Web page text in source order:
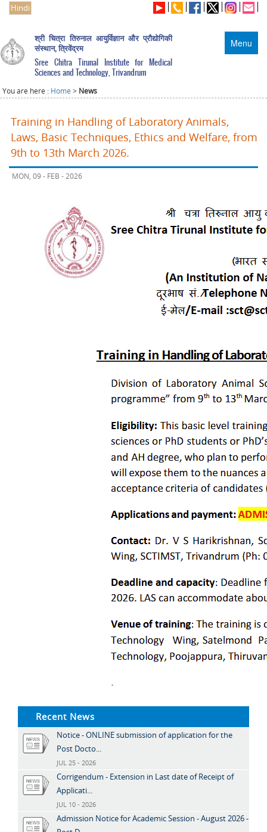
Hindi
Menu
श्री चित्रा तिरुनाल आयुर्विज्ञान और प्रौद्योगिकी
संस्थान, त्रिवेंद्रम
Sree Chitra Tirunal Institute for Medical
Sciences and Technology, Trivandrum
You are here : Home > News
Training in Handling of Laboratory Animals,
Laws, Basic Techniques, Ethics and Welfare, from
9th to 13th March 2026.
MON, 09 - FEB - 2026
Recent News
Notice - ONLINE submission of application for the
Post Docto...
JUL 25 - 2026
Corrigendum - Extension in Last date of Receipt of
Applicati...
JUL 10 - 2026
Admission Notice for Academic Session - August 2026 -